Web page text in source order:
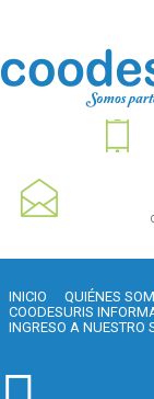
INICIO QUIÉNES
COODESURIS
INGRESO A NUESTRO